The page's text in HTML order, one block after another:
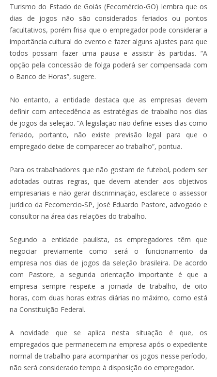
Turismo do Estado de Goiás (Fecomércio-GO) lembra que os
dias de jogos não são considerados feriados ou pontos
facultativos, porém frisa que o empregador pode considerar a
importância cultural do evento e fazer alguns ajustes para que
todos possam fazer uma pausa e assistir às partidas. “A
opção pela concessão de folga poderá ser compensada com
o Banco de Horas”, sugere.
No entanto, a entidade destaca que as empresas devem
definir com antecedência as estratégias de trabalho nos dias
de jogos da seleção. “A legislação não define esses dias como
feriado, portanto, não existe previsão legal para que o
empregado deixe de comparecer ao trabalho”, pontua.
Para os trabalhadores que não gostam de futebol, podem ser
adotadas outras regras, que devem atender aos objetivos
empresariais e não gerar discriminação, esclarece o assessor
jurídico da Fecomercio-SP, José Eduardo Pastore, advogado e
consultor na área das relações do trabalho.
Segundo a entidade paulista, os empregadores têm que
negociar previamente como será o funcionamento da
empresa nos dias de jogos da seleção brasileira. De acordo
com Pastore, a segunda orientação importante é que a
empresa sempre respeite a jornada de trabalho, de oito
horas, com duas horas extras diárias no máximo, como está
na Constituição Federal.
A novidade que se aplica nesta situação é que, os
empregados que permanecem na empresa após o expediente
normal de trabalho para acompanhar os jogos nesse período,
não será considerado tempo à disposição do empregador.